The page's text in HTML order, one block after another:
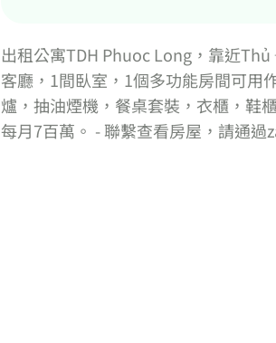
出租公寓TDH Phuoc Long，靠近
客廳，1間臥室，1個多功能房間可用
爐，抽油煙機，餐桌套裝，衣櫃，鞋
每月7百萬。 - 聯繫查看房屋，請通